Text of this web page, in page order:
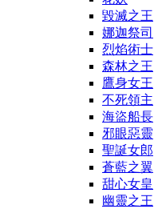
毀滅之王
娜迦祭司
烈焰術士
森林之王
鷹身女王
不死領主
海盜船長
邪眼惡靈
聖誕女郎
蒼藍之翼
甜心女皇
幽靈之王